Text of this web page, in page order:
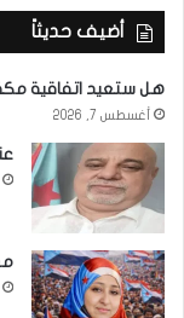
أضيف حديثاً
هل ستعيد اتفاقية
أغسطس 7, 2026